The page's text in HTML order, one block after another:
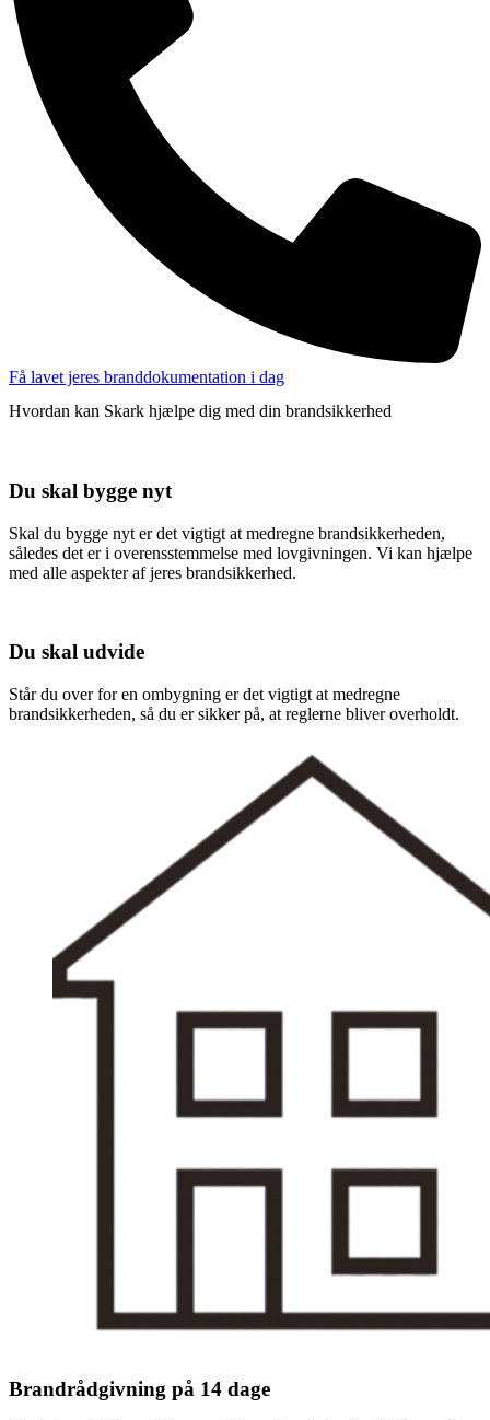
Få lavet jeres branddokumentation i dag
Hvordan kan Skark hjælpe dig med din brandsikkerhed
Du skal bygge nyt
Skal du bygge nyt er det vigtigt at medregne brandsikkerheden,
således det er i overensstemmelse med lovgivningen. Vi kan hjælpe
med alle aspekter af jeres brandsikkerhed.
Du skal udvide
Står du over for en ombygning er det vigtigt at medregne
brandsikkerheden, så du er sikker på, at reglerne bliver overholdt.
Brandrådgivning på 14 dage